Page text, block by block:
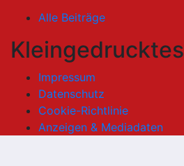
Alle Beiträge
Kleingedrucktes
Impressum
Datenschutz
Cookie-Richtlinie
Anzeigen & Mediadaten